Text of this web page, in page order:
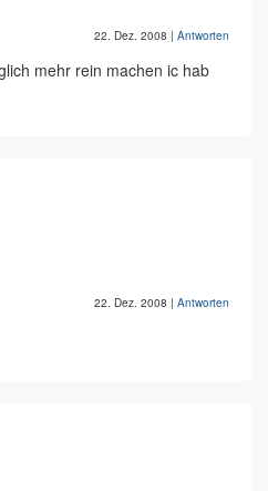
22. Dez. 2008 | Antworten
mehr rein machen ic hab
22. Dez. 2008 | Antworten